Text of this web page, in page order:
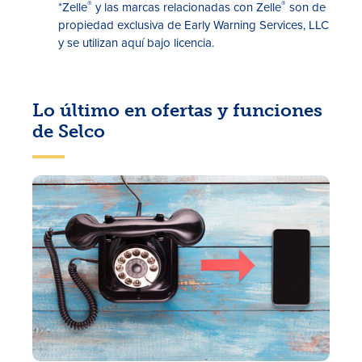
*Zelle® y las marcas relacionadas con Zelle® son de
propiedad exclusiva de Early Warning Services, LLC
y se utilizan aquí bajo licencia.
Lo último en ofertas y funciones
de Selco